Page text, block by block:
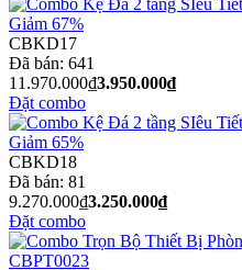
Giảm 67%
CBKD17
Đã bán: 641
11.970.000₫3.950.000₫
Đặt combo
Giảm 65%
CBKD18
Đã bán: 81
9.270.000₫3.250.000₫
Đặt combo